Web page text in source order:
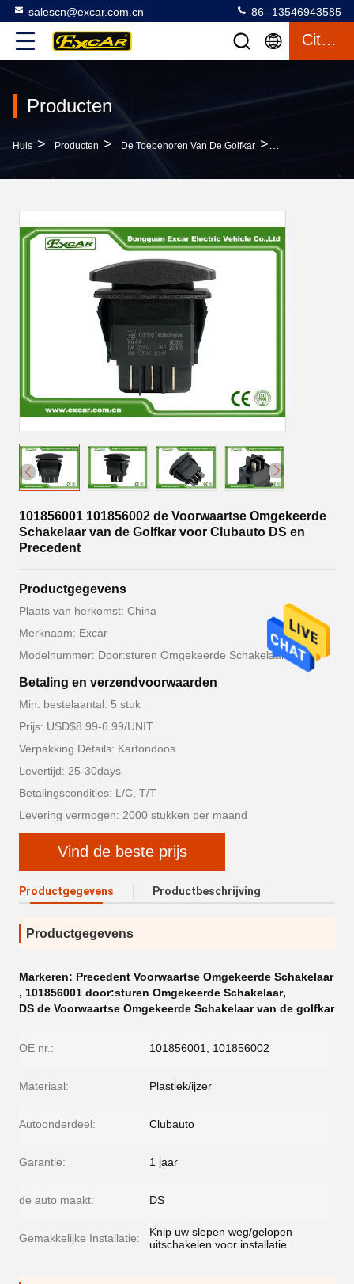
salescn@excar.com.cn 86--13546943585
Citaat
Producten
Huis > Producten > De Toebehoren Van De Golfkar >
101856001 101856002 de Voorwaartse Omgekeerde
Schakelaar van de Golfkar voor Clubauto DS en
Precedent
Productgegevens
Plaats van herkomst: China
Merknaam: Excar
Modelnummer: Door:sturen Omgekeerde Schakelaar
Betaling en verzendvoorwaarden
Min. bestelaantal: 5 stuk
Prijs: USD$8.99-6.99/UNIT
Verpakking Details: Kartondoos
Levertijd: 25-30days
Betalingscondities: L/C, T/T
Levering vermogen: 2000 stukken per maand
Vind de beste prijs
Productgegevens Productbeschrijving
Productgegevens
Markeren: Precedent Voorwaartse Omgekeerde Schakelaar
, 101856001 door:sturen Omgekeerde Schakelaar,
DS de Voorwaartse Omgekeerde Schakelaar van de golfkar
OE nr.: 101856001, 101856002
Materiaal: Plastiek/ijzer
Autoonderdeel: Clubauto
Garantie: 1 jaar
de auto maakt: DS
Gemakkelijke Installatie:
Knip uw slepen weg/gelopen
uitschakelen voor installatie